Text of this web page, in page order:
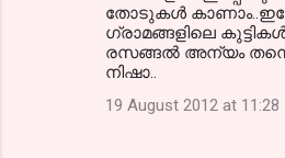
തോടുകള്‍
ഗ്രാമങ്ങളിലെ
രസങ്ങല്‍ അന്യം
നിഷാ..
19 August 2012 at 11:28